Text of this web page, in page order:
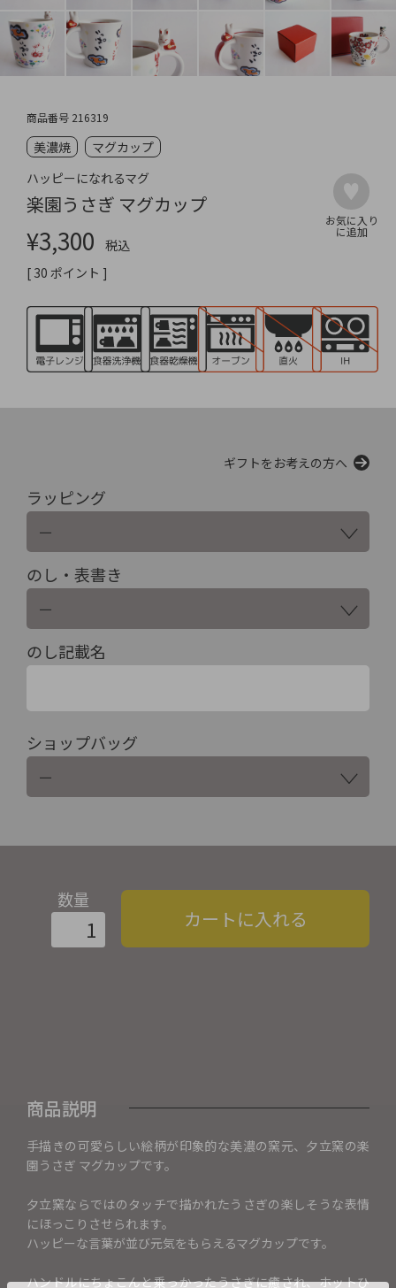
商品番号 216319
美濃焼
マグカップ
ハッピーになれるマグ
楽園うさぎ マグカップ
¥3,300
税込
[ 30 ポイント ]
ギフトをお考えの方へ
ラッピング
のし・表書き
のし記載名
ショップバッグ
数量
カートに入れる
商品説明
手描きの可愛らしい絵柄が印象的な美濃の窯元、夕立窯の楽
園うさぎ マグカップです。
夕立窯ならではのタッチで描かれたうさぎの楽しそうな表情
にほっこりさせられます。
ハッピーな言葉が並び元気をもらえるマグカップです。
ハンドルにちょこんと乗っかったうさぎに癒され、ホットひ